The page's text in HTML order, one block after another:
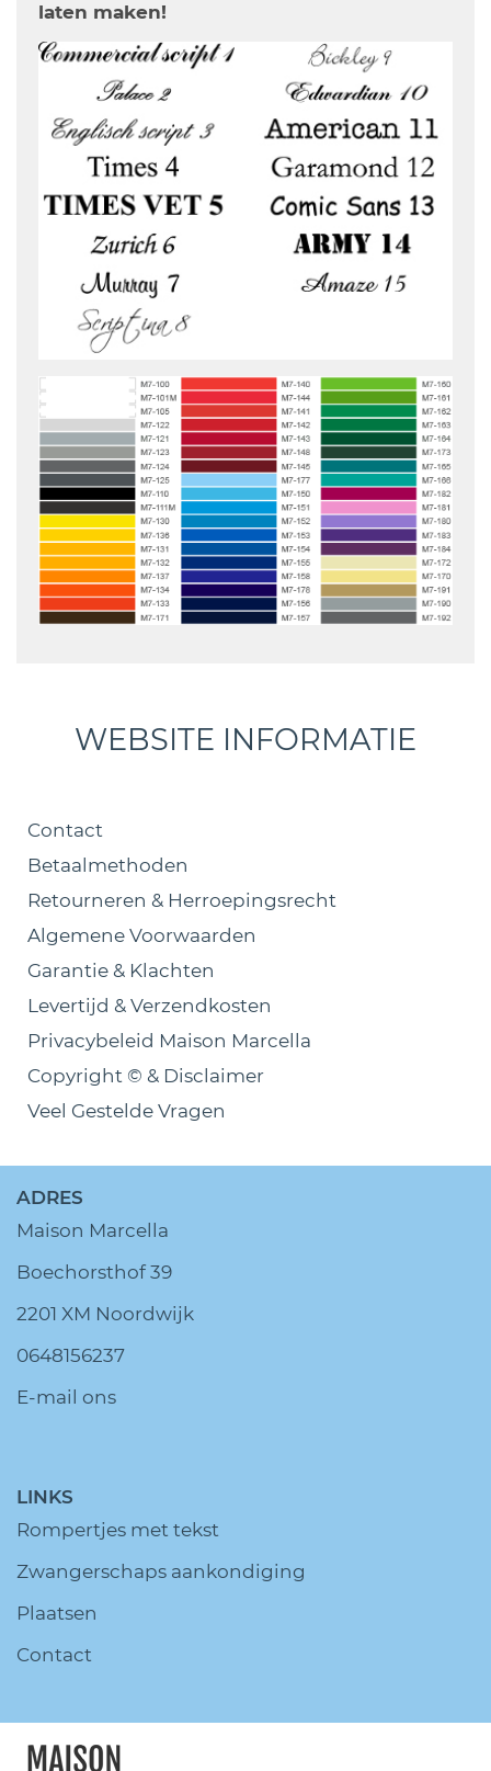
laten maken!
WEBSITE INFORMATIE
Contact
Betaalmethoden
Retourneren & Herroepingsrecht
Algemene Voorwaarden
Garantie & Klachten
Levertijd & Verzendkosten
Privacybeleid Maison Marcella
Copyright © & Disclaimer
Veel Gestelde Vragen
ADRES
Maison Marcella
Boechorsthof 39
2201 XM Noordwijk
0648156237
E-mail ons
LINKS
Rompertjes met tekst
Zwangerschaps aankondiging
Plaatsen
Contact